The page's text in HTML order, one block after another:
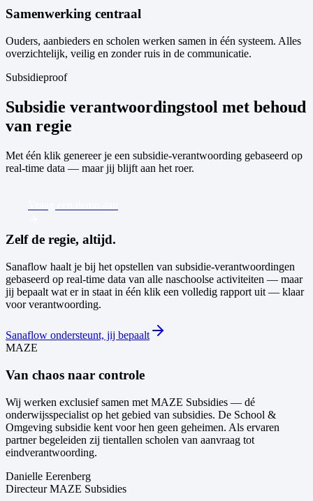
Samenwerking centraal
Ouders, aanbieders en scholen werken samen in één systeem. Alles
overzichtelijk, veilig en zonder ruis in de communicatie.
Subsidieproof
Subsidie verantwoordingstool met behoud
van regie
Met één klik genereer je een subsidie-verantwoording gebaseerd op
real-time data — maar jij blijft aan het roer.
Zelf de regie, altijd.
Sanaflow haalt je bij het opstellen van subsidie-verantwoordingen
gebaseerd op real-time data van alle naschoolse activiteiten — maar
jij bepaalt wat er in staat in één klik een volledig rapport uit — klaar
voor verantwoording.
Sanaflow ondersteunt, jij bepaalt
MAZE
Van chaos naar controle
Wij werken exclusief samen met MAZE Subsidies — dé
onderwijsspecialist op het gebied van subsidies. De School &
Omgeving subsidie kent voor hen geen geheimen. Als ervaren
partner begeleiden zij tientallen scholen van aanvraag tot
eindverantwoording.
Danielle Eerenberg
Directeur MAZE Subsidies